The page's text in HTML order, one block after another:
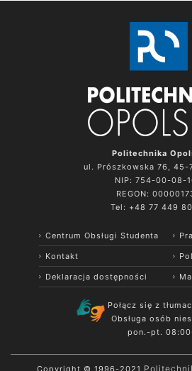
Politechnika
ul. Prószkowska 76, 45-
NIP: 754-00-08-
REGON:
Tel: +48 77 449
Centrum Obsługi Studenta
Kontakt
Deklaracja dostępności
Połącz się z
Obsługa osób
pon.-pt.
Copyright © 1996-2021